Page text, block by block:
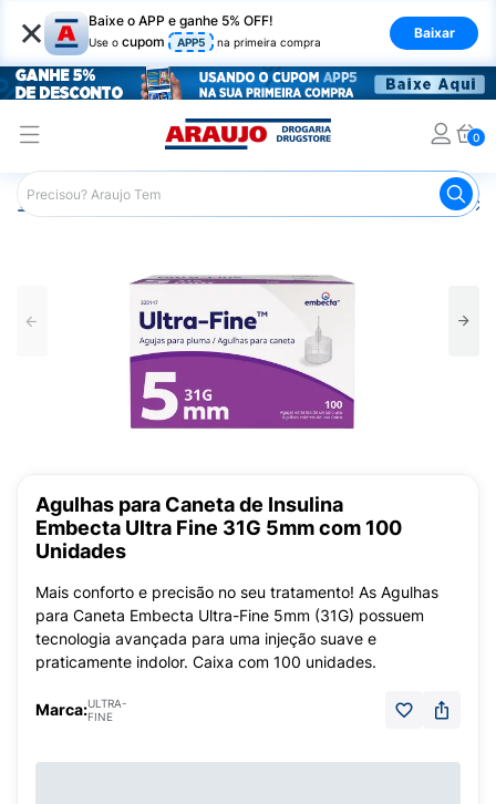
× Baixe o APP e ganhe 5% OFF!
Use o cupom APP5 na primeira compra
Baixar
0
Araujo Saúde e Bem Estar Acessórios para Diabetes
Agulhas para Caneta de Insulina
Embecta Ultra Fine 31G 5mm com 100
Unidades
Mais conforto e precisão no seu tratamento! As Agulhas
para Caneta Embecta Ultra-Fine 5mm (31G) possuem
tecnologia avançada para uma injeção suave e
praticamente indolor. Caixa com 100 unidades.
Marca:ULTRA-
FINE